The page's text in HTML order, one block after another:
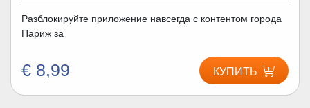
Разблокируйте приложение навсегда с контентом города
Париж за
€ 8,99 КУПИТЬ